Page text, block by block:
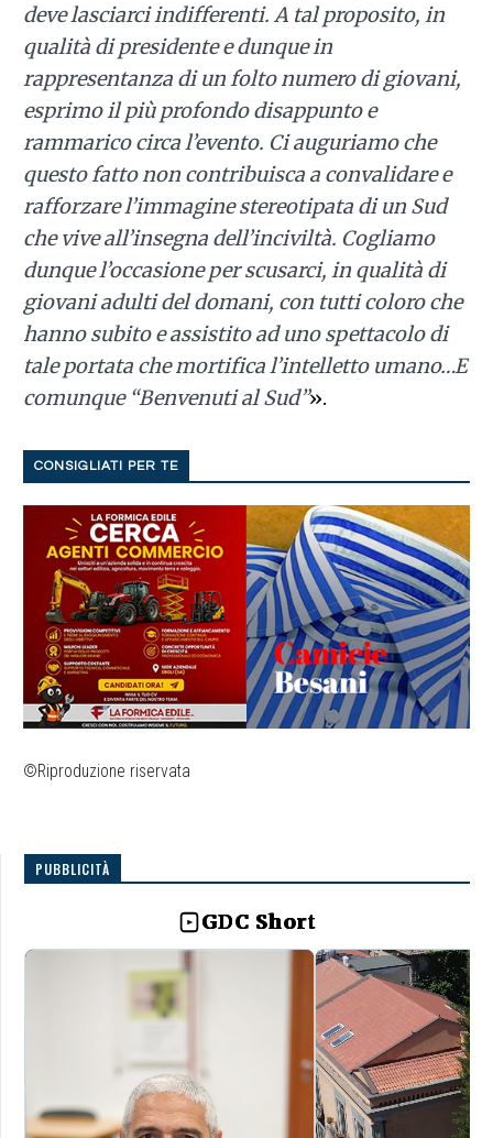
deve lasciarci indifferenti. A tal proposito, in
qualità di presidente e dunque in
rappresentanza di un folto numero di giovani,
esprimo il più profondo disappunto e
rammarico circa l’evento. Ci auguriamo che
questo fatto non contribuisca a convalidare e
rafforzare l’immagine stereotipata di un Sud
che vive all’insegna dell’inciviltà. Cogliamo
dunque l’occasione per scusarci, in qualità di
giovani adulti del domani, con tutti coloro che
hanno subito e assistito ad uno spettacolo di
tale portata che mortifica l’intelletto umano…E
comunque “Benvenuti al Sud”».
CONSIGLIATI PER TE
©Riproduzione riservata
PUBBLICITÀ
GDC Short